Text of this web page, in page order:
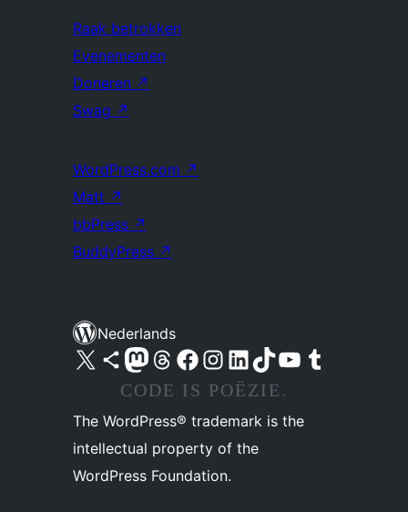
Raak betrokken
Evenementen
Doneren ↗
Swag ↗
WordPress.com ↗
Matt ↗
bbPress ↗
BuddyPress ↗
Nederlands
Bezoek ons X (voorheen Twitter) account
Bezoek ons Bluesky account
Bezoek ons Mastodon account
Bezoek ons Threads account
Onze Facebook pagina bezoeken
Bezoek ons Instagram account
Bezoek ons LinkedIn account
Bezoek ons TikTok account
Bezoek ons YouTube kanaalBezoek ons Tumblr account
CODE IS POËZIE.
The WordPress® trademark is the
intellectual property of the
WordPress Foundation.